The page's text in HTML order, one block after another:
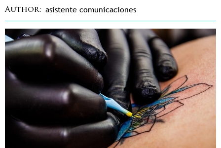
Author asistente comunicaciones